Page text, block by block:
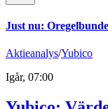
Just nu:
Aktieanalys/Yubico
Igår, 07:00